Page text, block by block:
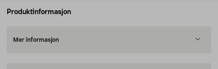
Produktinformasjon
Mer informasjon